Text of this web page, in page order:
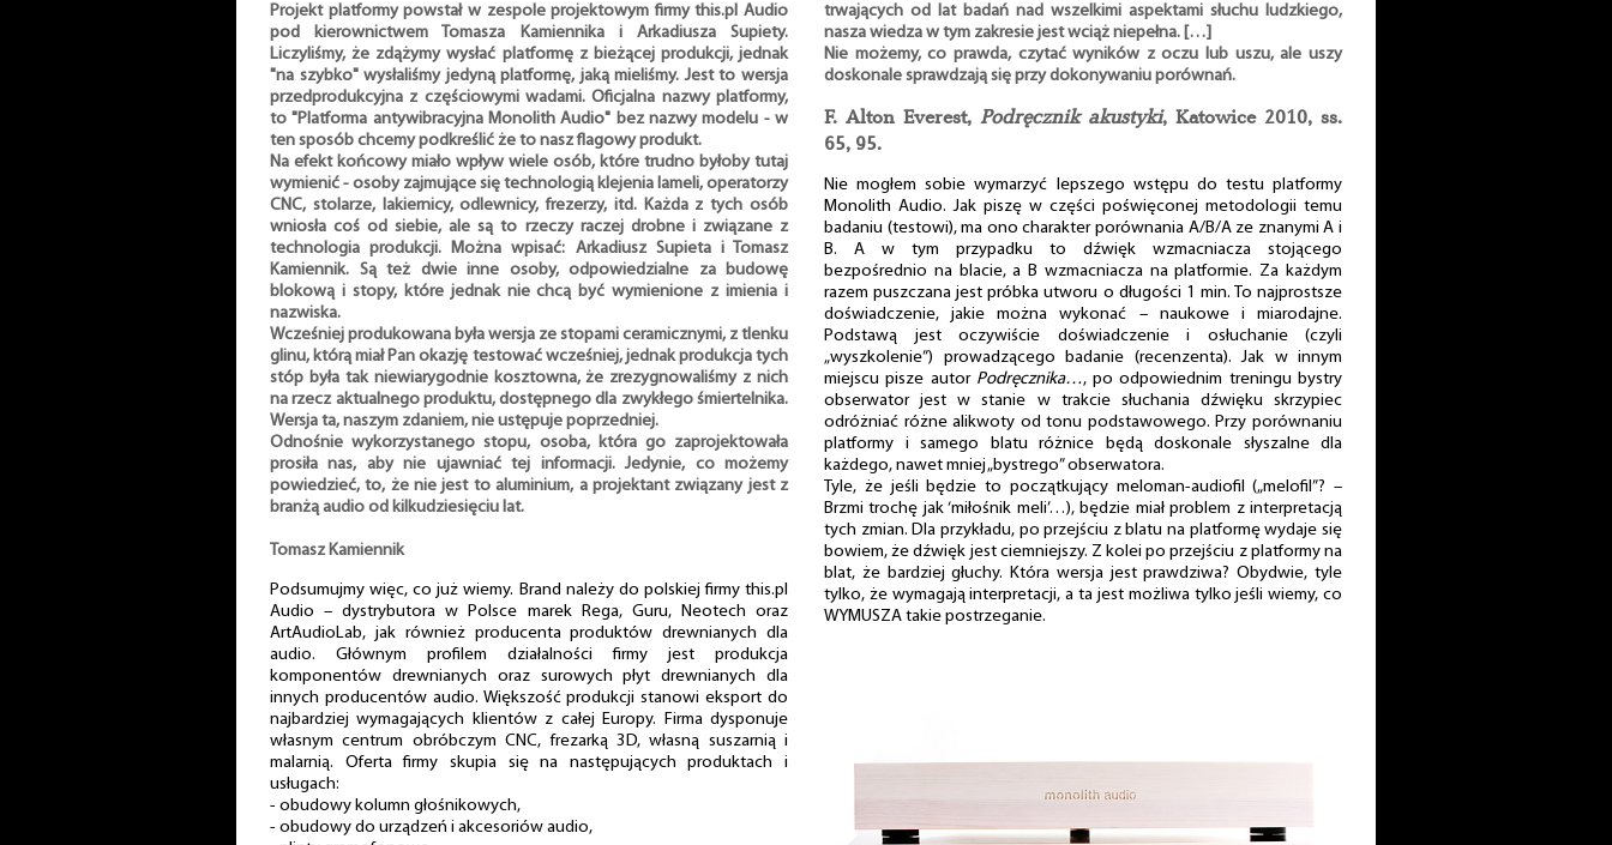
Projekt platformy powstał w zespole projektowym firmy this.pl Audio
pod kierownictwem Tomasza Kamiennika i Arkadiusza Supiety.
Liczyliśmy, że zdążymy wysłać platformę z bieżącej produkcji, jednak
"na szybko" wysłaliśmy jedyną platformę, jaką mieliśmy. Jest to wersja
przedprodukcyjna z częściowymi wadami. Oficjalna nazwy platformy,
to "Platforma antywibracyjna Monolith Audio" bez nazwy modelu - w
ten sposób chcemy podkreślić że to nasz flagowy produkt.
Na efekt końcowy miało wpływ wiele osób, które trudno byłoby tutaj
wymienić - osoby zajmujące się technologią klejenia lameli, operatorzy
CNC, stolarze, lakiernicy, odlewnicy, frezerzy, itd. Każda z tych osób
wniosła coś od siebie, ale są to rzeczy raczej drobne i związane z
technologia produkcji. Można wpisać: Arkadiusz Supieta i Tomasz
Kamiennik. Są też dwie inne osoby, odpowiedzialne za budowę
blokową i stopy, które jednak nie chcą być wymienione z imienia i
nazwiska.
Wcześniej produkowana była wersja ze stopami ceramicznymi, z tlenku
glinu, którą miał Pan okazję testować wcześniej, jednak produkcja tych
stóp była tak niewiarygodnie kosztowna, że zrezygnowaliśmy z nich
na rzecz aktualnego produktu, dostępnego dla zwykłego śmiertelnika.
Wersja ta, naszym zdaniem, nie ustępuje poprzedniej.
Odnośnie wykorzystanego stopu, osoba, która go zaprojektowała
prosiła nas, aby nie ujawniać tej informacji. Jedynie, co możemy
powiedzieć, to, że nie jest to aluminium, a projektant związany jest z
branżą audio od kilkudziesięciu lat.
Tomasz Kamiennik
Podsumujmy więc, co już wiemy. Brand należy do polskiej firmy this.pl
Audio – dystrybutora w Polsce marek Rega, Guru, Neotech oraz
ArtAudioLab, jak również producenta produktów drewnianych dla
audio. Głównym profilem działalności firmy jest produkcja
komponentów drewnianych oraz surowych płyt drewnianych dla
innych producentów audio. Większość produkcji stanowi eksport do
najbardziej wymagających klientów z całej Europy. Firma dysponuje
własnym centrum obróbczym CNC, frezarką 3D, własną suszarnią i
malarnią. Oferta firmy skupia się na następujących produktach i
usługach:
- obudowy kolumn głośnikowych,
- obudowy do urządzeń i akcesoriów audio,
trwających od lat badań nad wszelkimi aspektami słuchu ludzkiego,
nasza wiedza w tym zakresie jest wciąż niepełna. […]
Nie możemy, co prawda, czytać wyników z oczu lub uszu, ale uszy
doskonale sprawdzają się przy dokonywaniu porównań.
F. Alton Everest, Podręcznik akustyki, Katowice 2010, ss.
65, 95.
Nie mogłem sobie wymarzyć lepszego wstępu do testu platformy
Monolith Audio. Jak piszę w części poświęconej metodologii temu
badaniu (testowi), ma ono charakter porównania A/B/A ze znanymi A i
B. A w tym przypadku to dźwięk wzmacniacza stojącego
bezpośrednio na blacie, a B wzmacniacza na platformie. Za każdym
razem puszczana jest próbka utworu o długości 1 min. To najprostsze
doświadczenie, jakie można wykonać – naukowe i miarodajne.
Podstawą jest oczywiście doświadczenie i osłuchanie (czyli
„wyszkolenie”) prowadzącego badanie (recenzenta). Jak w innym
miejscu pisze autor Podręcznika…, po odpowiednim treningu bystry
obserwator jest w stanie w trakcie słuchania dźwięku skrzypiec
odróżniać różne alikwoty od tonu podstawowego. Przy porównaniu
platformy i samego blatu różnice będą doskonale słyszalne dla
każdego, nawet mniej „bystrego” obserwatora.
Tyle, że jeśli będzie to początkujący meloman-audiofil („melofil”? –
Brzmi trochę jak ‘miłośnik meli’…), będzie miał problem z interpretacją
tych zmian. Dla przykładu, po przejściu z blatu na platformę wydaje się
bowiem, że dźwięk jest ciemniejszy. Z kolei po przejściu z platformy na
blat, że bardziej głuchy. Która wersja jest prawdziwa? Obydwie, tyle
tylko, że wymagają interpretacji, a ta jest możliwa tylko jeśli wiemy, co
WYMUSZA takie postrzeganie.